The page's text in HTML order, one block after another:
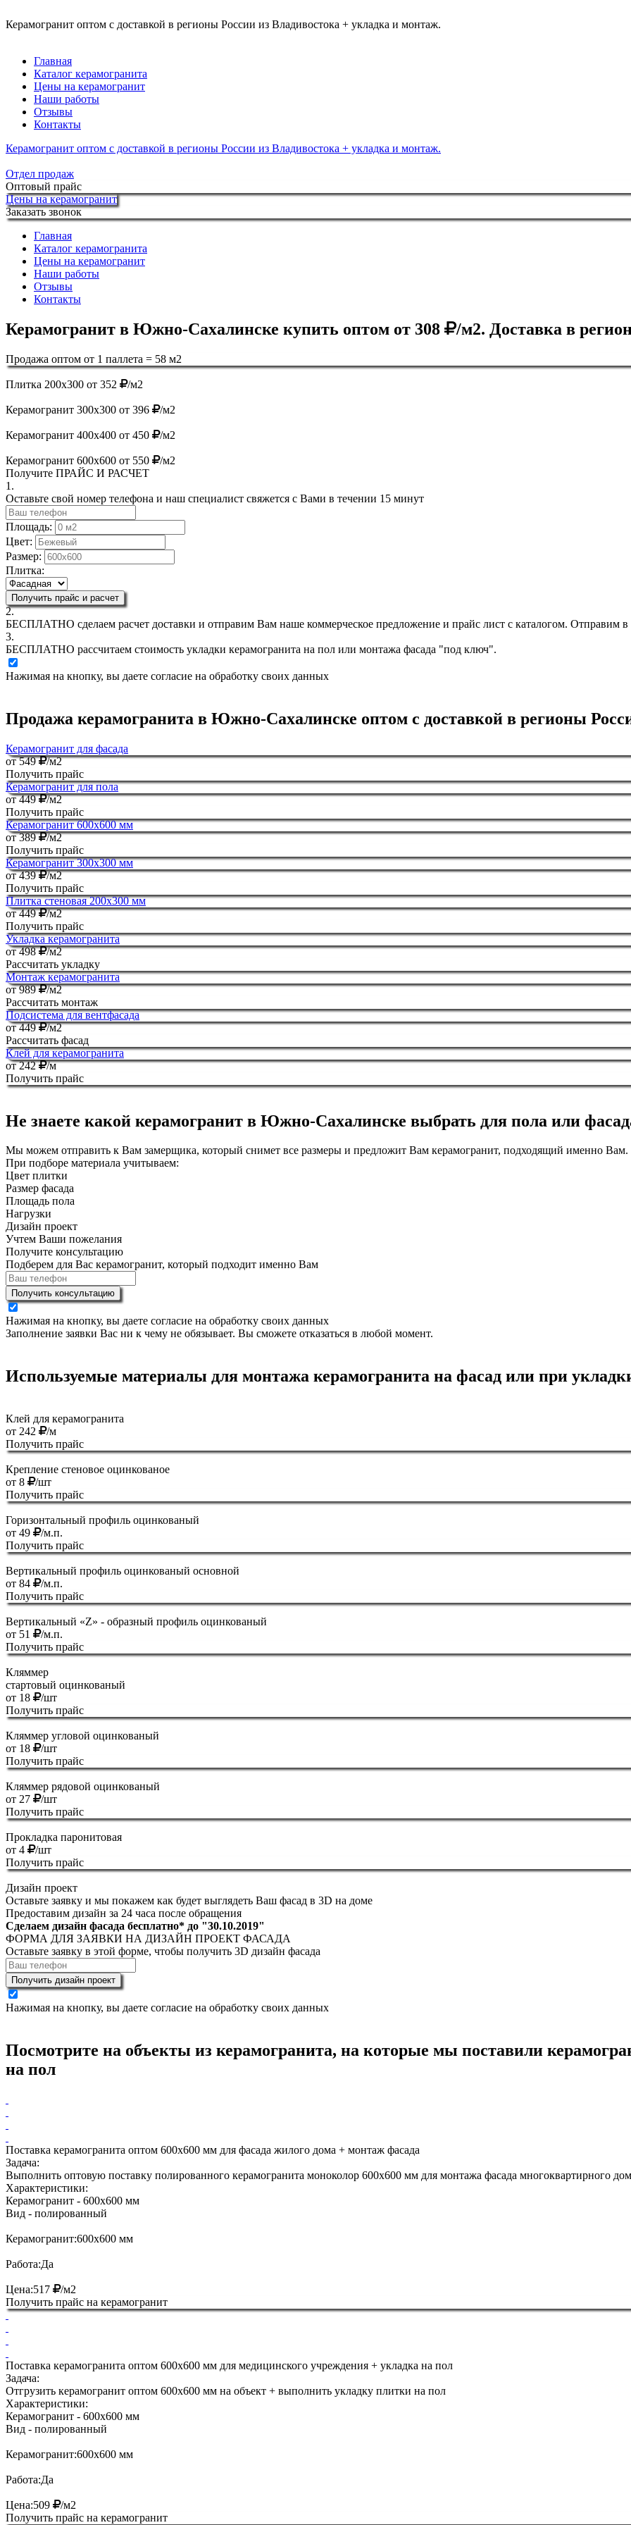
Керамогранит оптом с доставкой в регионы России из Владивостока + укладка и монтаж.
Главная
Каталог керамогранита
Цены на керамогранит
Наши работы
Отзывы
Контакты
Керамогранит оптом с доставкой в регионы России из Владивостока + укладка и монтаж.
Отдел продаж
Оптовый прайс
Цены на керамогранит
Заказать звонок
Главная
Каталог керамогранита
Цены на керамогранит
Наши работы
Отзывы
Контакты
Керамогранит в Южно-Сахалинске купить оптом от 308 /м2. Доставка в
Продажа оптом от 1 паллета = 58 м2
Плитка 200х300 от 352 /м2
Керамогранит 300х300 от 396 /м2
Керамогранит 400х400 от 450 /м2
Керамогранит 600х600 от 550
/м2
Получите ПРАЙС И РАСЧЕТ
1.
Оставьте свой номер телефона и наш специалист свяжется с Вами в течении 15 минут
Площадь:
Цвет:
Размер:
Плитка:
Получить прайс и расчет
2.
БЕСПЛАТНО сделаем расчет доставки и отправим Вам наше коммерческое предложение и прайс лист с каталогом. Отправим
3.
БЕСПЛАТНО рассчитаем стоимость укладки керамогранита на пол или монтажа фасада "под ключ".
Нажимая на кнопку, вы даете согласие на обработку своих данных
Продажа керамогранита в Южно-Сахалинске оптом с доставкой в регионы
Керамогранит для фасада
от549
/м2
Получить прайс
Керамогранит для пола
от449
/м2
Получить прайс
Керамогранит 600х600 мм
от389
/м2
Получить прайс
Керамогранит 300х300 мм
от439
/м2
Получить прайс
Плитка стеновая 200х300 мм
от449
/м2
Получить прайс
Укладка керамогранита
от498
/м2
Рассчитать укладку
Монтаж керамогранита
от989
/м2
Рассчитать монтаж
Подсистема для вентфасада
от449
/м2
Рассчитать фасад
Клей для керамогранита
от242
/м
Получить прайс
Не знаете какой керамогранит в Южно-Сахалинске выбрать для пола или
Мы можем отправить к Вам замерщика, который снимет все размеры и предложит Вам керамогранит, подходящий именно
При подборе материала учитываем:
Цвет плитки
Размер фасада
Площадь пола
Нагрузки
Дизайн проект
Учтем Ваши пожелания
Получите консультацию
Подберем для Вас керамогранит, который подходит именно Вам
Получить консультацию
Нажимая на кнопку, вы даете согласие на обработку своих данных
Заполнение заявки Вас ни к чему не обязывает. Вы сможете отказаться в любой момент.
Используемые материалы для монтажа керамогранита на фасад или при
Клей для керамогранита
от 242
/м
Получить прайс
Крепление стеновое оцинкованое
от 8
/шт
Получить прайс
Горизонтальный профиль оцинкованый
от 49
/м.п.
Получить прайс
Вертикальный профиль оцинкованый основной
от 84
/м.п.
Получить прайс
Вертикальный «Z» - образный профиль оцинкованый
от 51
/м.п.
Получить прайс
Кляммер
стартовый оцинкованый
от 18
/шт
Получить прайс
Кляммер угловой оцинкованый
от 18
/шт
Получить прайс
Кляммер рядовой оцинкованый
от 27
/шт
Получить прайс
Прокладка паронитовая
от 4
/шт
Получить прайс
Дизайн проект
Оставьте заявку и мы покажем как будет выглядеть Ваш фасад в 3D на доме
Предоставим дизайн за 24 часа после обращения
Сделаем дизайн фасада бесплатно* до "30.10.2019"
ФОРМА ДЛЯ ЗАЯВКИ НА ДИЗАЙН ПРОЕКТ ФАСАДА
Оставьте заявку в этой форме, чтобы получить 3D дизайн фасада
Получить дизайн проект
Нажимая на кнопку, вы даете согласие на обработку своих данных
Посмотрите на объекты из керамогранита, на которые мы поставили
на пол
Поставка керамогранита оптом 600х600 мм для фасада жилого дома + монтаж фасада
Задача:
Выполнить оптовую поставку полированного керамогранита моноколор 600х600 мм для монтажа фасада многоквартирного
Характеристики:
Керамогранит - 600х600 мм
Вид - полированный
Керамогранит:600х600 мм
Работа:Да
Цена:517
/м2
Получить прайс на керамогранит
Поставка керамогранита оптом 600х600 мм для медицинского учреждения + укладка на пол
Задача:
Отгрузить керамогранит оптом 600х600 мм на объект + выполнить укладку плитки на пол
Характеристики:
Керамогранит - 600х600 мм
Вид - полированный
Керамогранит:600х600 мм
Работа:Да
Цена:509
/м2
Получить прайс на керамогранит